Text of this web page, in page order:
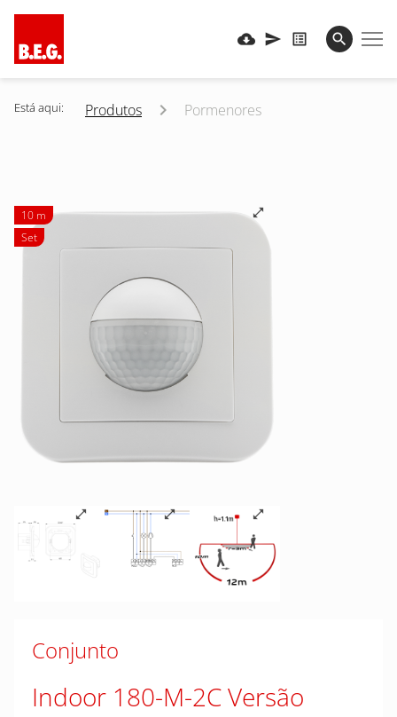
Está aqui: Produtos Pormenores
10 m
Set
Conjunto
Indoor 180-M-2C Versão